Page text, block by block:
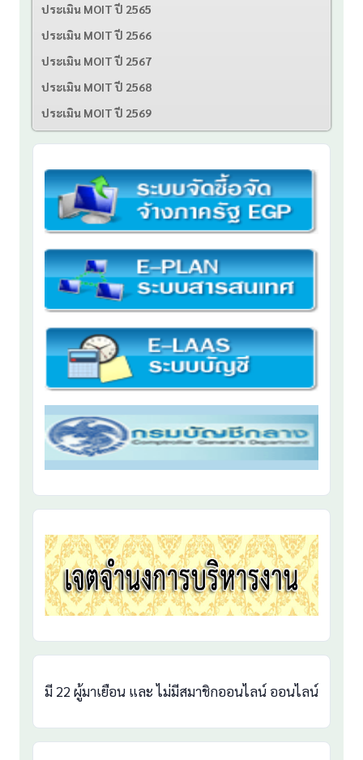
ประเมิน MOIT ปี 2565
ประเมิน MOIT ปี 2566
ประเมิน MOIT ปี 2567
ประเมิน MOIT ปี 2568
ประเมิน MOIT ปี 2569
มี 22 ผู้มาเยือน และ ไม่มีสมาชิกออนไลน์ ออนไลน์